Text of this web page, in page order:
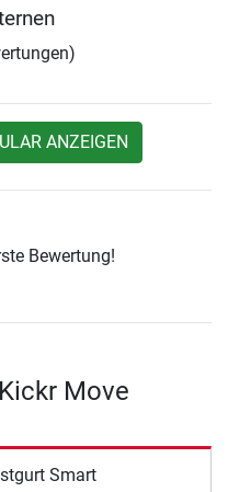
ANZEIGEN
Bewertung!
Move
Smart